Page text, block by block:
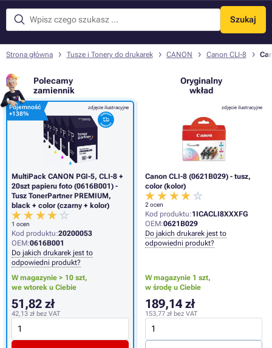
Szukaj
Menu
Strona główna Tusze i Tonery do drukarek CANON Canon CLI-8
Polecamy
zamiennik
Oryginalny
wkład
zdjęcie ilustracyjne
Canon CLI-8 (0621B029) - tusz,
color (kolor)
2 ocen
Kod produktu:1ICACLI8XXXFG
OEM:0621B029
Do jakich drukarek jest to
odpowiedni produkt?
W magazynie 1 szt,
w środę u Ciebie
189,14 zł
153,77 zł bez VAT
zdjęcie ilustracyjne
Pojemność
+138%
MultiPack CANON PGI-5, CLI-8 +
20szt papieru foto (0616B001) -
Tusz TonerPartner PREMIUM,
black + color (czarny + kolor)
1 ocen
Kod produktu:20200053
OEM:0616B001
Do jakich drukarek jest to
odpowiedni produkt?
W magazynie > 10 szt,
we wtorek u Ciebie
51,82 zł
42,13 zł bez VAT